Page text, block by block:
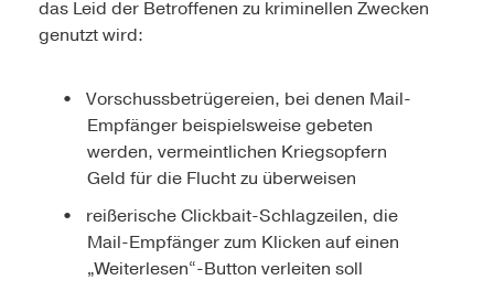
das Leid der Betroffenen zu kriminellen Zwecken
genutzt wird:
Vorschussbetrügereien, bei denen Mail-
Empfänger beispielsweise gebeten
werden, vermeintlichen Kriegsopfern
Geld für die Flucht zu überweisen
reißerische Clickbait-Schlagzeilen, die
Mail-Empfänger zum Klicken auf einen
„Weiterlesen“-Button verleiten soll